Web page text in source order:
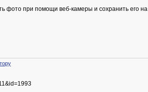
при помощи веб-камеры и сохранить его на